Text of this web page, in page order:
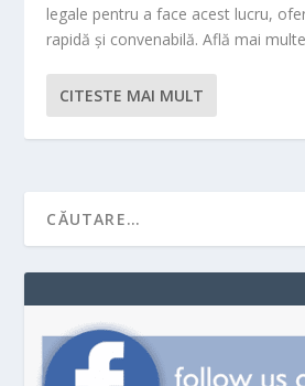
legale pentru a face acest lucru,
rapidă și convenabilă. Află mai
CITESTE MAI MULT